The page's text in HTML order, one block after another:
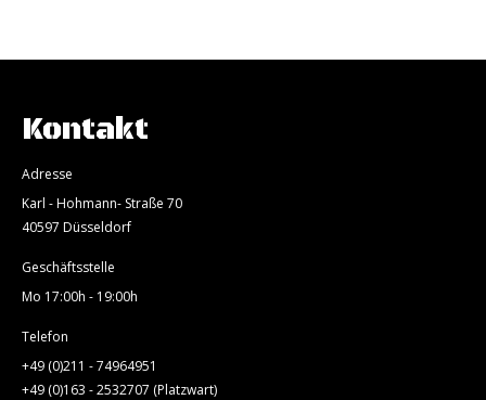
Kontakt
Adresse
Karl - Hohmann- Straße 70
40597 Düsseldorf
Geschäftsstelle
Mo 17:00h - 19:00h
Telefon
+49 (0)211 - 74964951
+49 (0)163 - 2532707 (Platzwart)